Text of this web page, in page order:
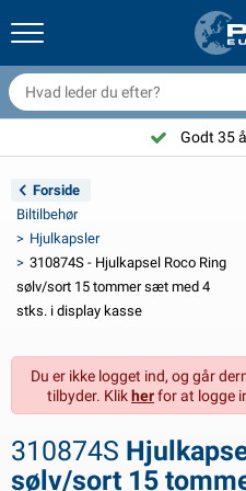
& tilbehør
udstyr til trailer
Belysning
Belysning Aspöck
belysning for tilhengere
indvendig
& solprodukter
& 24V tilbehør
& autocamper
& bobil invendig
til gas
tilbehør
og beslag
og sjækler
og vedligeholdelse
covers og tilbehør
Brandslukker & brandtæpper
produkter
Nederlands
Deutsch
English
Français
Svenska
Norsk
Suomalainen
Godt 35
Forside
Biltilbehør
Hjulkapsler
310874S - Hjulkapsel Roco Ring
sølv/sort 15 tommer sæt med 4
stks. i display kasse
Du er ikke logget ind, og går
tilbyder. Klikherfor at logge
310874S
sølv/sort 15